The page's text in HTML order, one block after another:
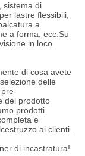
sistema di
lastre flessibili,
a
a forma, ecc.Su
in loco.
di cosa avete
delle
del prodotto
prodotti
e
ai clienti.
di incastratura!